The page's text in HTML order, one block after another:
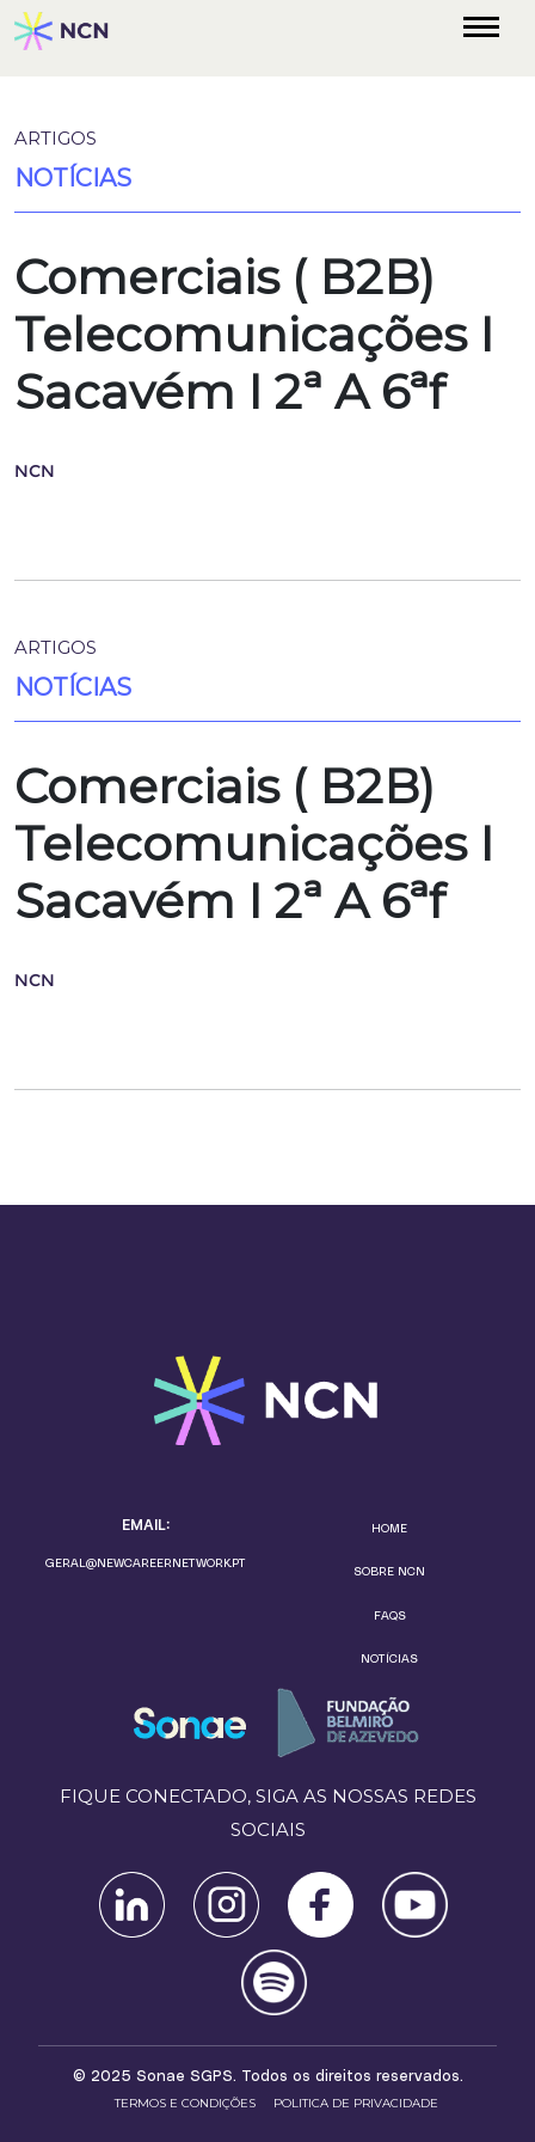
ARTIGOS
NOTÍCIAS
Comerciais ( B2B)
Telecomunicações I
Sacavém I 2ª A 6ªf
NCN
ARTIGOS
NOTÍCIAS
Comerciais ( B2B)
Telecomunicações I
Sacavém I 2ª A 6ªf
NCN
EMAIL:
GERAL@NEWCAREERNETWORK.PT
HOME
SOBRE NCN
FAQS
NOTÍCIAS
FIQUE CONECTADO, SIGA AS NOSSAS REDES
SOCIAIS
© 2025 Sonae SGPS. Todos os direitos reservados.
TERMOS E CONDIÇÕES
POLITICA DE PRIVACIDADE